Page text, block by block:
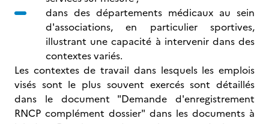
dans des départements médicaux au sein
d'associations, en particulier sportives,
illustrant une capacité à intervenir dans des
contextes variés.
Les contextes de travail dans lesquels les emplois
visés sont le plus souvent exercés sont détaillés
dans le document "Demande d'enregistrement
RNCP complément dossier" dans les documents à